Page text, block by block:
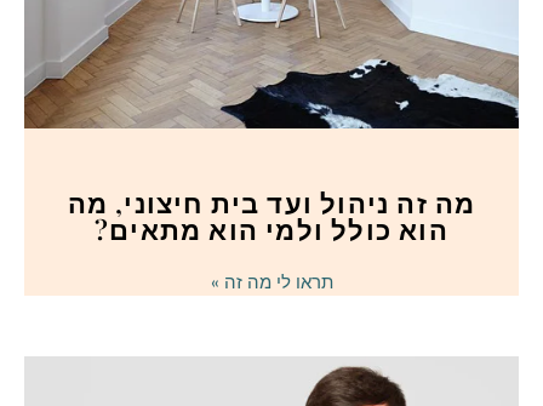
מה זה ניהול ועד בית חיצוני, מה
הוא כולל ולמי הוא מתאים?
תראו לי מה זה »